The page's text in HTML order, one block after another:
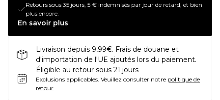
Retours sous 35 jours, 5 € indemnisés par jour de retard, et bien
plus encore.
En savoir plus
Livraison depuis 9,99€. Frais de douane et
d'importation de l'UE ajoutés lors du paiement.
Éligible au retour sous 21 jours
Exclusions applicables. Veuillez consulter notre politique de
retour